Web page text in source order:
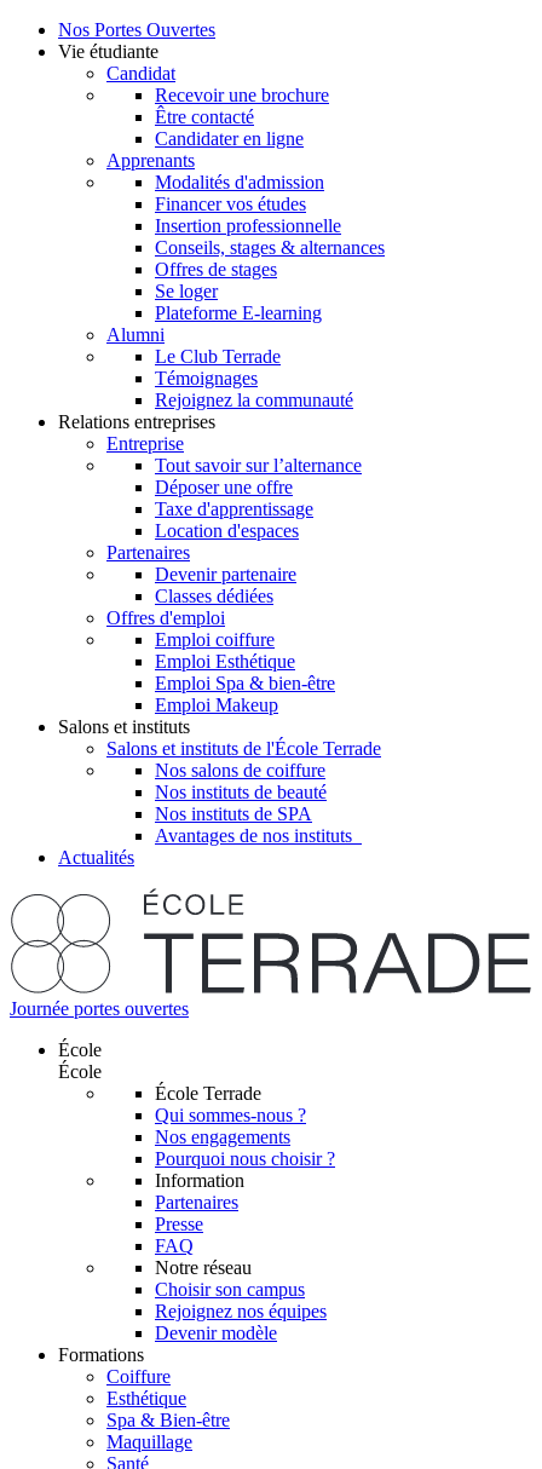
Nos Portes Ouvertes
Vie étudiante
Candidat
Recevoir une brochure
Être contacté
Candidater en ligne
Apprenants
Modalités d'admission
Financer vos études
Insertion professionnelle
Conseils, stages & alternances
Offres de stages
Se loger
Plateforme E-learning
Alumni
Le Club Terrade
Témoignages
Rejoignez la communauté
Relations entreprises
Entreprise
Tout savoir sur l’alternance
Déposer une offre
Taxe d'apprentissage
Location d'espaces
Partenaires
Devenir partenaire
Classes dédiées
Offres d'emploi
Emploi coiffure
Emploi Esthétique
Emploi Spa & bien-être
Emploi Makeup
Salons et instituts
Salons et instituts de l'École Terrade
Nos salons de coiffure
Nos instituts de beauté
Nos instituts de SPA
Avantages de nos instituts
Actualités
Journée portes ouvertes
École
École
École Terrade
Qui sommes-nous ?
Nos engagements
Pourquoi nous choisir ?
Information
Partenaires
Presse
FAQ
Notre réseau
Choisir son campus
Rejoignez nos équipes
Devenir modèle
Formations
Coiffure
Esthétique
Spa & Bien-être
Maquillage
Santé